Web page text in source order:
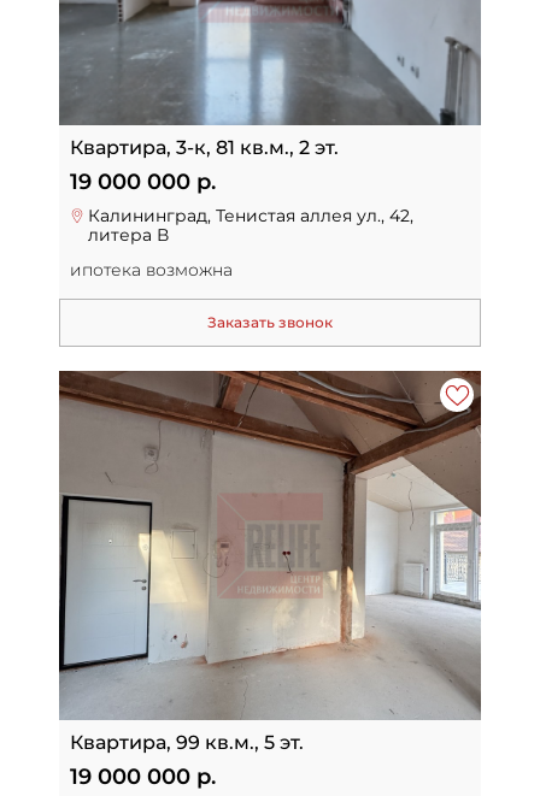
Квартира, 3-к, 81 кв.м., 2 эт.
19 000 000 р.
Калининград, Тенистая аллея ул., 42,
литера В
ипотека возможна
Заказать звонок
Квартира, 99 кв.м., 5 эт.
19 000 000 р.